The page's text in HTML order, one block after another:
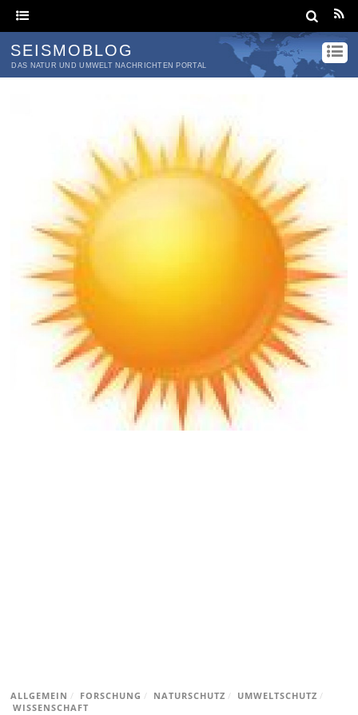
SEISMOBLOG
DAS NATUR UND UMWELT NACHRICHTEN PORTAL
ALLGEMEIN / FORSCHUNG / NATURSCHUTZ / UMWELTSCHUTZ /
WISSENSCHAFT